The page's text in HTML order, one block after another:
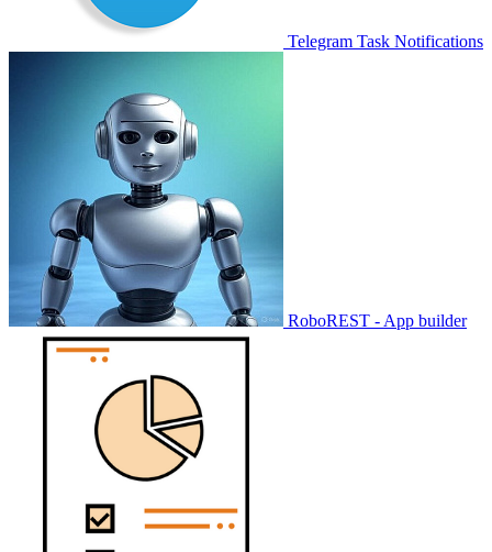
Telegram Task Notifications
RoboREST - App builder